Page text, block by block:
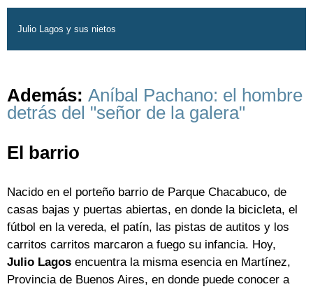
Julio Lagos y sus nietos
Además: Aníbal Pachano: el hombre
detrás del "señor de la galera"
El barrio
Nacido en el porteño barrio de Parque Chacabuco, de
casas bajas y puertas abiertas, en donde la bicicleta, el
fútbol en la vereda, el patín, las pistas de autitos y los
carritos carritos marcaron a fuego su infancia. Hoy,
Julio Lagos encuentra la misma esencia en Martínez,
Provincia de Buenos Aires, en donde puede conocer a